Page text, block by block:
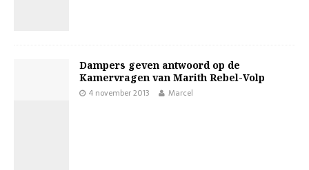
Dampers geven antwoord op de
Kamervragen van Marith Rebel-Volp
4 november 2013 Marcel